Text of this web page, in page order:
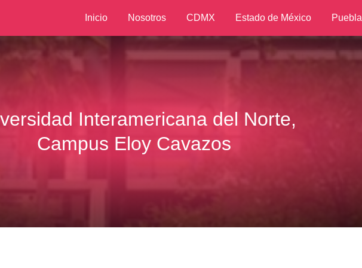
Inicio Nosotros CDMX Estado de México Puebla
Interamericana del Norte,
Campus Eloy Cavazos